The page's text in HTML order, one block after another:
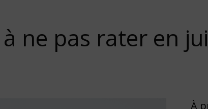
ne pas rater en
À